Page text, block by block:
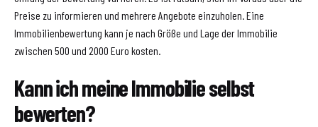
Preise zu informieren und mehrere Angebote einzuholen. Eine
Immobilienbewertung kann je nach Größe und Lage der Immobilie
zwischen 500 und 2000 Euro kosten.
Kann ich meine Immobilie selbst
bewerten?